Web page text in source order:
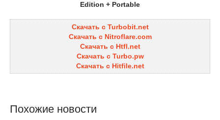
Edition + Portable
Скачать с Turbobit.net
Скачать с Nitroflare.com
Скачать с Htfl.net
Скачать с Turbo.pw
Скачать с Hitfile.net
Похожие новости